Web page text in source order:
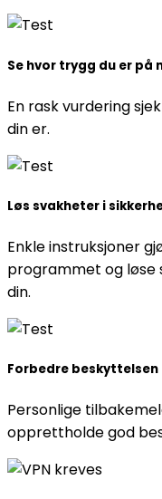
Se hvor trygg du er på
En rask vurdering
din er.
Løs svakheter i
Enkle instruksjoner
programmet og
din.
Forbedre beskyttelsen
Personlige
opprettholde god